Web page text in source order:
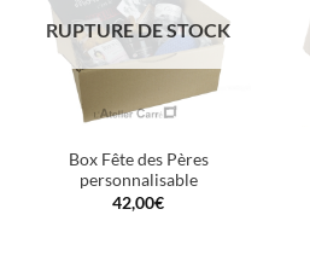
RUPTURE DE STOCK
Box Fête des Pères
personnalisable
42,00€